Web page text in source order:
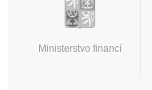
Ministerstvo financí